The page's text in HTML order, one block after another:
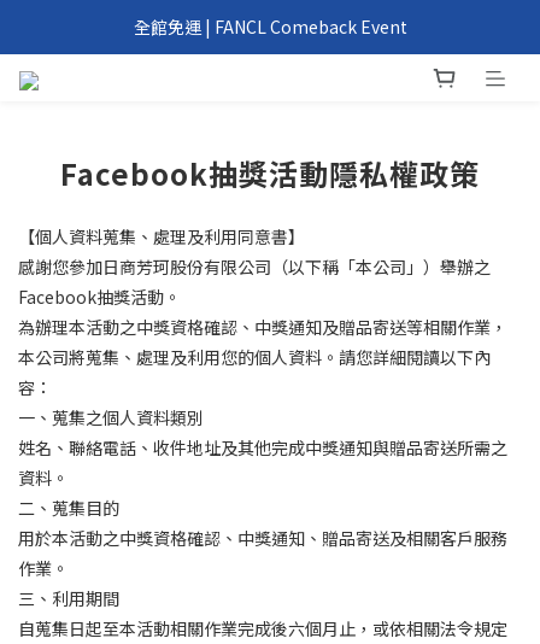
我們回來了！6/1 FANCL 正式重返台灣
全館免運 | FANCL Comeback Event
滿 2000 元、4000 元即享好禮 | FANCL Comeback Event
Facebook抽獎活動隱私權政策
【個人資料蒐集、處理及利用同意書】
感謝您參加日商芳珂股份有限公司（以下稱「本公司」）舉辦之
Facebook抽獎活動。
為辦理本活動之中獎資格確認、中獎通知及贈品寄送等相關作業，
本公司將蒐集、處理及利用您的個人資料。請您詳細閱讀以下內
容：
一、蒐集之個人資料類別
姓名、聯絡電話、收件地址及其他完成中獎通知與贈品寄送所需之
資料。
二、蒐集目的
用於本活動之中獎資格確認、中獎通知、贈品寄送及相關客戶服務
作業。
三、利用期間
自蒐集日起至本活動相關作業完成後六個月止，或依相關法令規定